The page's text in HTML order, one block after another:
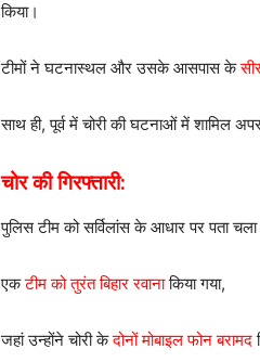
किया।
टीमों ने घटनास्थल और उसके आसपास के
साथ ही, पूर्व में चोरी की घटनाओं में शामिल
चोर की गिरफ्तारी:
पुलिस टीम को सर्विलांस के आधार पर पता
एकटीम को तुरंत बिहार रवानाकिया गया,
जहां उन्होंने चोरी केदोनों मोबाइल फोन बरामद